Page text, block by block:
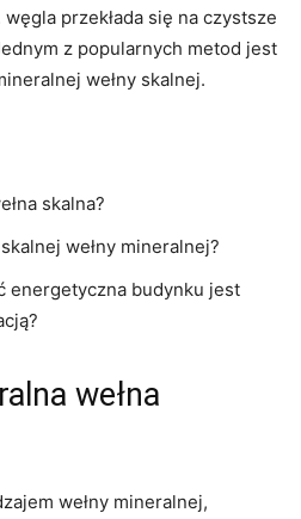
przekłada się na czystsze
z popularnych metod jest
wełny skalnej.
skalna?
wełny mineralnej?
energetyczna budynku jest
wełna
wełny mineralnej,